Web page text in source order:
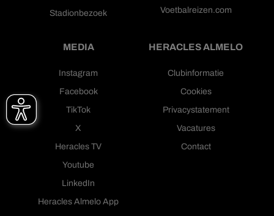
Stadionbezoek
Voetbalreizen.com
MEDIA
Instagram
Facebook
TikTok
X
Heracles TV
Youtube
LinkedIn
Heracles Almelo App
HERACLES ALMELO
Clubinformatie
Cookies
Privacystatement
Vacatures
Contact